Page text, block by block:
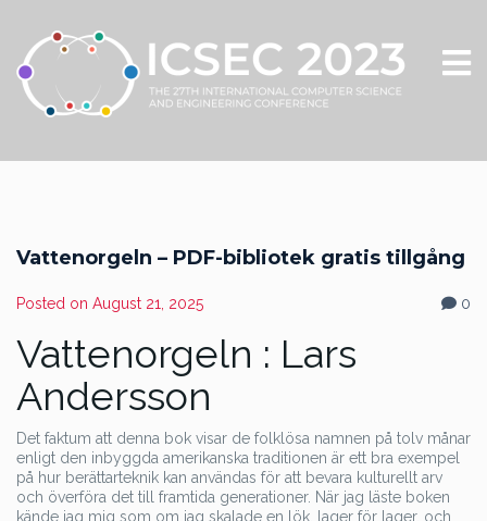
Vattenorgeln – PDF-bibliotek gratis tillgång
Posted on August 21, 2025 0
Vattenorgeln : Lars
Andersson
Det faktum att denna bok visar de folklösa namnen på tolv månar
enligt den inbyggda amerikanska traditionen är ett bra exempel
på hur berättarteknik kan användas för att bevara kulturellt arv
och överföra det till framtida generationer. När jag läste boken
kände jag mig som om jag skalade en lök, lager för lager, och